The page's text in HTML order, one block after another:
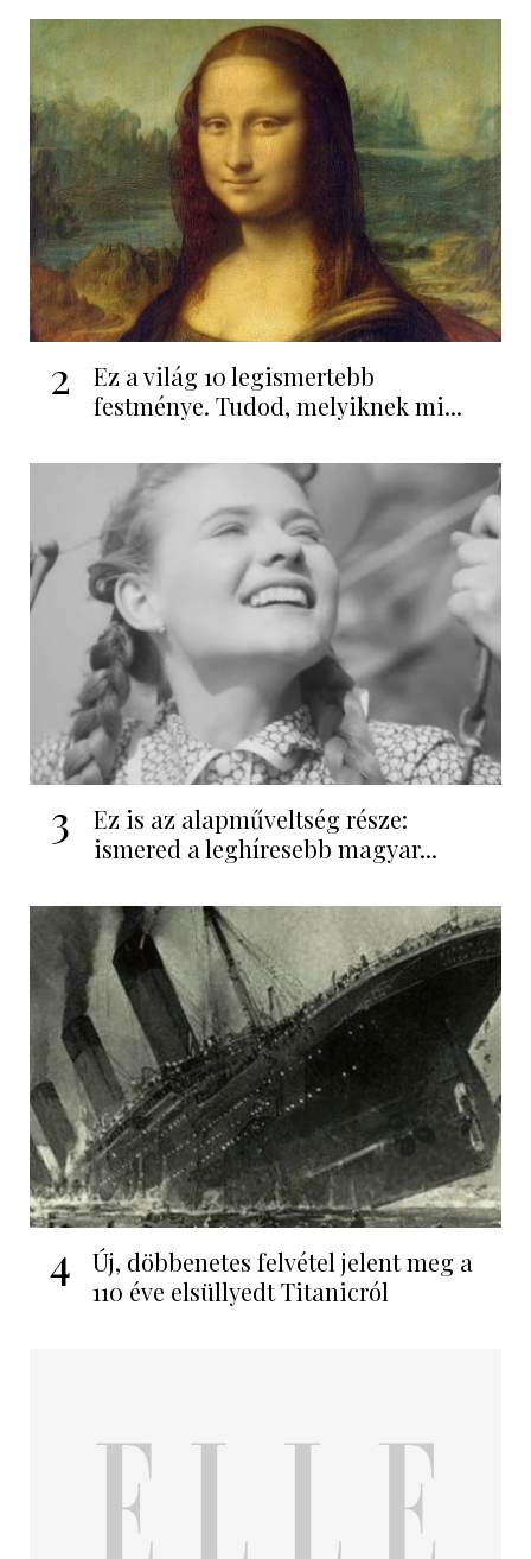
2
Ez a világ 10 legismertebb
festménye. Tudod, melyiknek mi...
3
Ez is az alapműveltség része:
ismered a leghíresebb magyar...
4
Új, döbbenetes felvétel jelent meg a
110 éve elsüllyedt Titanicról